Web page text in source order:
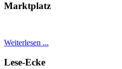
Marktplatz
Weiterlesen ...
Lese-Ecke